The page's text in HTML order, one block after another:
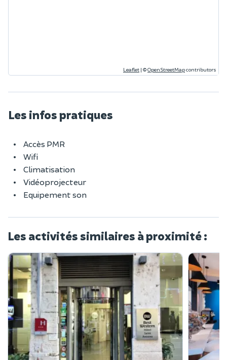
Leaflet | ©OpenStreetMapcontributors
Les infos pratiques
Accès PMR
Wifi
Climatisation
Vidéoprojecteur
Equipement son
Les activités similaires à proximité :